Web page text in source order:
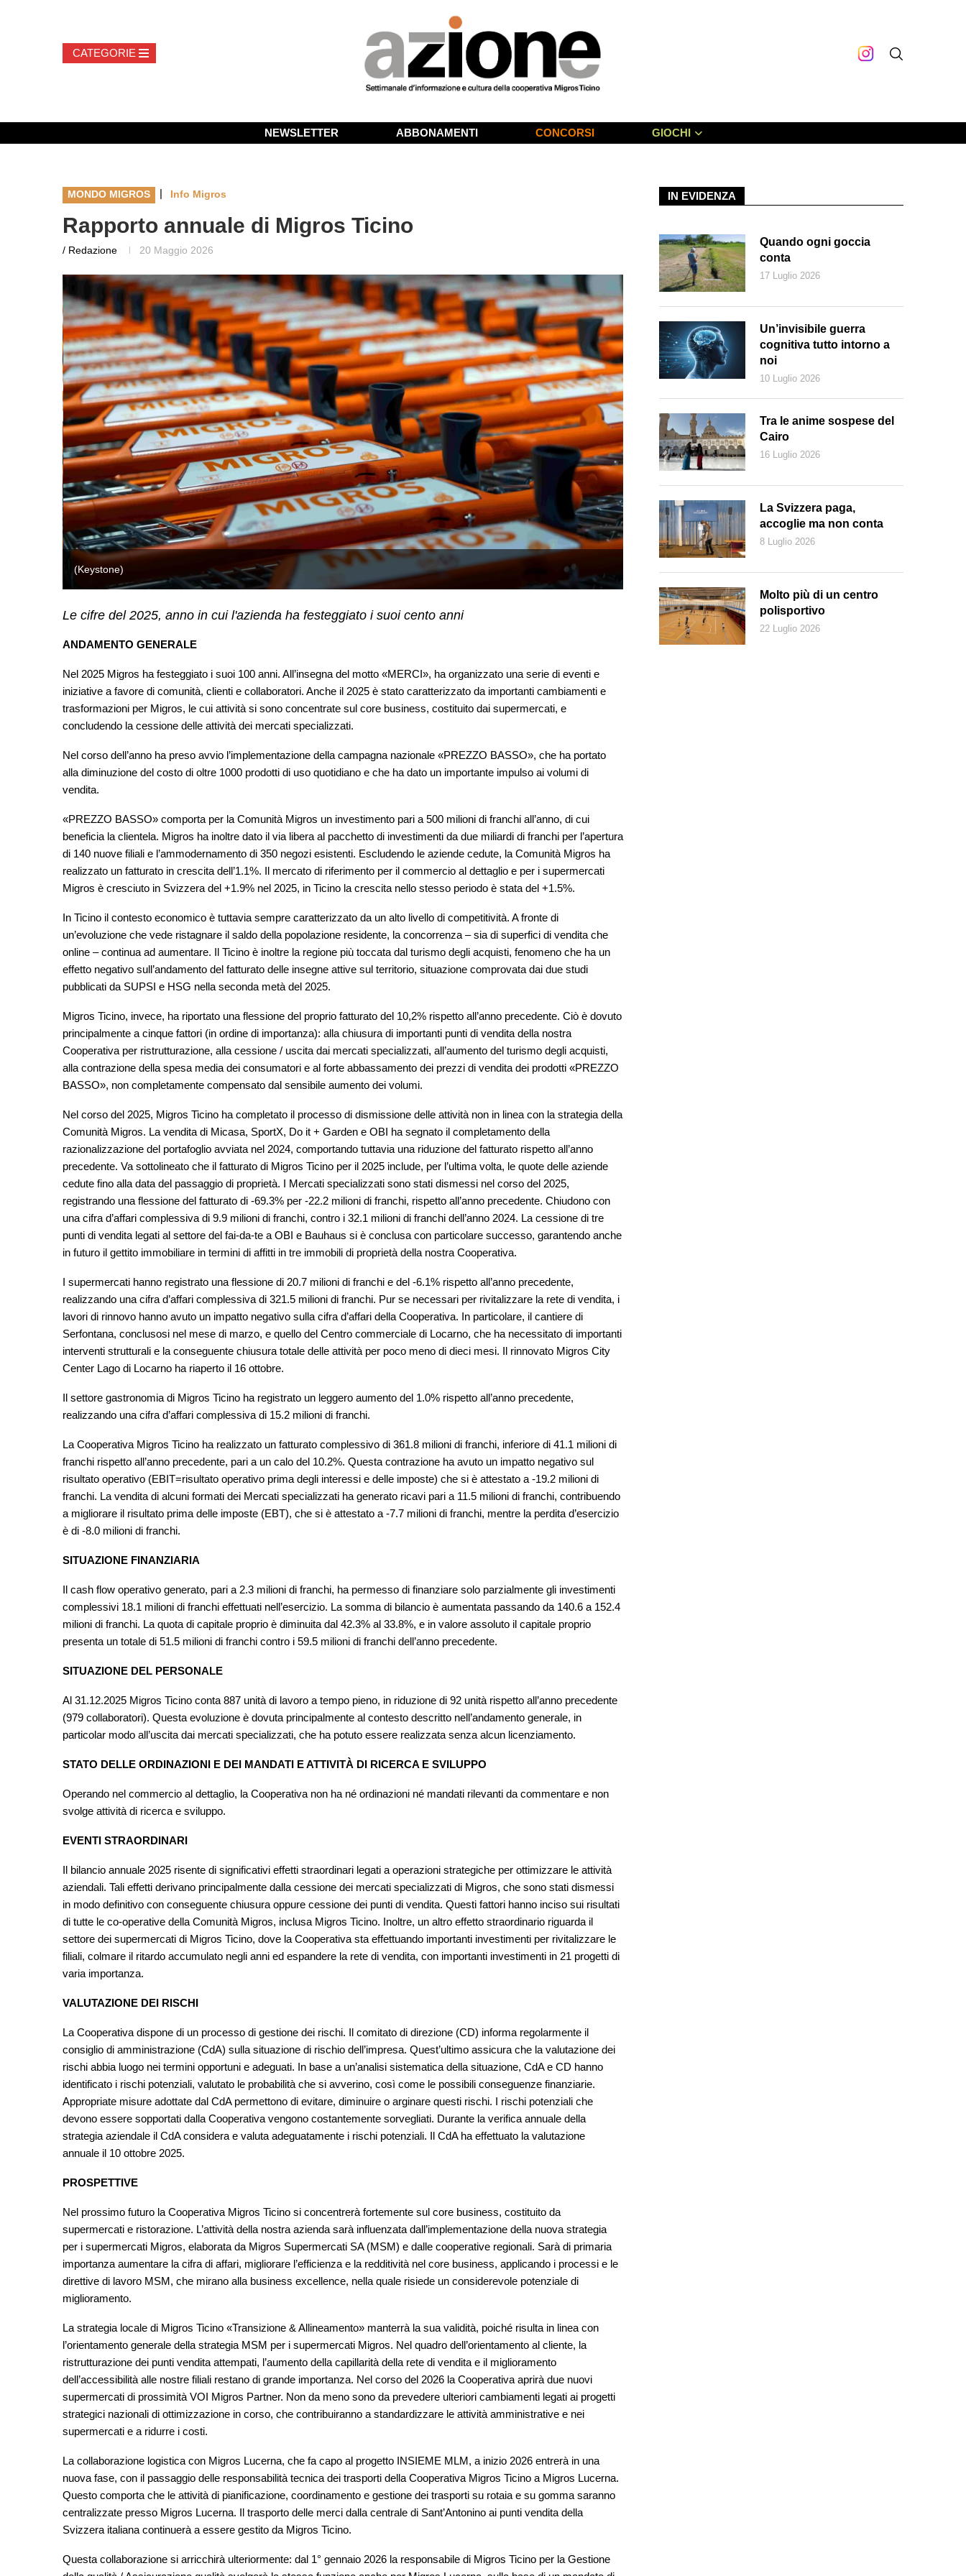
NEWSLETTER ABBONAMENTI CONCORSI GIOCHI
MONDO MIGROS | Info Migros
Rapporto annuale di Migros Ticino
/ Redazione 20 Maggio 2026
(Keystone) (Keystone)
Le cifre del 2025, anno in cui l'azienda ha festeggiato i suoi cento anni
ANDAMENTO GENERALE
Nel 2025 Migros ha festeggiato i suoi 100 anni. All’insegna del motto «MERCI», ha organizzato una serie di eventi e
iniziative a favore di comunità, clienti e collaboratori. Anche il 2025 è stato caratterizzato da importanti cambiamenti e
trasformazioni per Migros, le cui attività si sono concentrate sul core business, costituito dai supermercati, e
concludendo la cessione delle attività dei mercati specializzati.
Nel corso dell’anno ha preso avvio l’implementazione della campagna nazionale «PREZZO BASSO», che ha portato
alla diminuzione del costo di oltre 1000 prodotti di uso quotidiano e che ha dato un importante impulso ai volumi di
vendita.
«PREZZO BASSO» comporta per la Comunità Migros un investimento pari a 500 milioni di franchi all’anno, di cui
beneficia la clientela. Migros ha inoltre dato il via libera al pacchetto di investimenti da due miliardi di franchi per l’apertura
di 140 nuove filiali e l’ammodernamento di 350 negozi esistenti. Escludendo le aziende cedute, la Comunità Migros ha
realizzato un fatturato in crescita dell’1.1%. Il mercato di riferimento per il commercio al dettaglio e per i supermercati
Migros è cresciuto in Svizzera del +1.9% nel 2025, in Ticino la crescita nello stesso periodo è stata del +1.5%.
In Ticino il contesto economico è tuttavia sempre caratterizzato da un alto livello di competitività. A fronte di
un’evoluzione che vede ristagnare il saldo della popolazione residente, la concorrenza – sia di superfici di vendita che
online – continua ad aumentare. Il Ticino è inoltre la regione più toccata dal turismo degli acquisti, fenomeno che ha un
effetto negativo sull’andamento del fatturato delle insegne attive sul territorio, situazione comprovata dai due studi
pubblicati da SUPSI e HSG nella seconda metà del 2025.
Migros Ticino, invece, ha riportato una flessione del proprio fatturato del 10,2% rispetto all’anno precedente. Ciò è dovuto
principalmente a cinque fattori (in ordine di importanza): alla chiusura di importanti punti di vendita della nostra
Cooperativa per ristrutturazione, alla cessione / uscita dai mercati specializzati, all’aumento del turismo degli acquisti,
alla contrazione della spesa media dei consumatori e al forte abbassamento dei prezzi di vendita dei prodotti «PREZZO
BASSO», non completamente compensato dal sensibile aumento dei volumi.
Nel corso del 2025, Migros Ticino ha completato il processo di dismissione delle attività non in linea con la strategia della
Comunità Migros. La vendita di Micasa, SportX, Do it + Garden e OBI ha segnato il completamento della
razionalizzazione del portafoglio avviata nel 2024, comportando tuttavia una riduzione del fatturato rispetto all’anno
precedente. Va sottolineato che il fatturato di Migros Ticino per il 2025 include, per l’ultima volta, le quote delle aziende
cedute fino alla data del passaggio di proprietà. I Mercati specializzati sono stati dismessi nel corso del 2025,
registrando una flessione del fatturato di -69.3% per -22.2 milioni di franchi, rispetto all’anno precedente. Chiudono con
una cifra d’affari complessiva di 9.9 milioni di franchi, contro i 32.1 milioni di franchi dell’anno 2024. La cessione di tre
punti di vendita legati al settore del fai-da-te a OBI e Bauhaus si è conclusa con particolare successo, garantendo anche
in futuro il gettito immobiliare in termini di affitti in tre immobili di proprietà della nostra Cooperativa.
I supermercati hanno registrato una flessione di 20.7 milioni di franchi e del -6.1% rispetto all’anno precedente,
realizzando una cifra d’affari complessiva di 321.5 milioni di franchi. Pur se necessari per rivitalizzare la rete di vendita, i
lavori di rinnovo hanno avuto un impatto negativo sulla cifra d’affari della Cooperativa. In particolare, il cantiere di
Serfontana, conclusosi nel mese di marzo, e quello del Centro commerciale di Locarno, che ha necessitato di importanti
interventi strutturali e la conseguente chiusura totale delle attività per poco meno di dieci mesi. Il rinnovato Migros City
Center Lago di Locarno ha riaperto il 16 ottobre.
Il settore gastronomia di Migros Ticino ha registrato un leggero aumento del 1.0% rispetto all’anno precedente,
realizzando una cifra d’affari complessiva di 15.2 milioni di franchi.
La Cooperativa Migros Ticino ha realizzato un fatturato complessivo di 361.8 milioni di franchi, inferiore di 41.1 milioni di
franchi rispetto all’anno precedente, pari a un calo del 10.2%. Questa contrazione ha avuto un impatto negativo sul
risultato operativo (EBIT=risultato operativo prima degli interessi e delle imposte) che si è attestato a -19.2 milioni di
franchi. La vendita di alcuni formati dei Mercati specializzati ha generato ricavi pari a 11.5 milioni di franchi, contribuendo
a migliorare il risultato prima delle imposte (EBT), che si è attestato a -7.7 milioni di franchi, mentre la perdita d’esercizio
è di -8.0 milioni di franchi.
SITUAZIONE FINANZIARIA
Il cash flow operativo generato, pari a 2.3 milioni di franchi, ha permesso di finanziare solo parzialmente gli investimenti
complessivi 18.1 milioni di franchi effettuati nell’esercizio. La somma di bilancio è aumentata passando da 140.6 a 152.4
milioni di franchi. La quota di capitale proprio è diminuita dal 42.3% al 33.8%, e in valore assoluto il capitale proprio
presenta un totale di 51.5 milioni di franchi contro i 59.5 milioni di franchi dell’anno precedente.
SITUAZIONE DEL PERSONALE
Al 31.12.2025 Migros Ticino conta 887 unità di lavoro a tempo pieno, in riduzione di 92 unità rispetto all’anno precedente
(979 collaboratori). Questa evoluzione è dovuta principalmente al contesto descritto nell’andamento generale, in
particolar modo all’uscita dai mercati specializzati, che ha potuto essere realizzata senza alcun licenziamento.
STATO DELLE ORDINAZIONI E DEI MANDATI E ATTIVITÀ DI RICERCA E SVILUPPO
Operando nel commercio al dettaglio, la Cooperativa non ha né ordinazioni né mandati rilevanti da commentare e non
svolge attività di ricerca e sviluppo.
EVENTI STRAORDINARI
Il bilancio annuale 2025 risente di significativi effetti straordinari legati a operazioni strategiche per ottimizzare le attività
aziendali. Tali effetti derivano principalmente dalla cessione dei mercati specializzati di Migros, che sono stati dismessi
in modo definitivo con conseguente chiusura oppure cessione dei punti di vendita. Questi fattori hanno inciso sui risultati
di tutte le co-operative della Comunità Migros, inclusa Migros Ticino. Inoltre, un altro effetto straordinario riguarda il
settore dei supermercati di Migros Ticino, dove la Cooperativa sta effettuando importanti investimenti per rivitalizzare le
filiali, colmare il ritardo accumulato negli anni ed espandere la rete di vendita, con importanti investimenti in 21 progetti di
varia importanza.
VALUTAZIONE DEI RISCHI
La Cooperativa dispone di un processo di gestione dei rischi. Il comitato di direzione (CD) informa regolarmente il
consiglio di amministrazione (CdA) sulla situazione di rischio dell’impresa. Quest’ultimo assicura che la valutazione dei
rischi abbia luogo nei termini opportuni e adeguati. In base a un’analisi sistematica della situazione, CdA e CD hanno
identificato i rischi potenziali, valutato le probabilità che si avverino, così come le possibili conseguenze finanziarie.
Appropriate misure adottate dal CdA permettono di evitare, diminuire o arginare questi rischi. I rischi potenziali che
devono essere sopportati dalla Cooperativa vengono costantemente sorvegliati. Durante la verifica annuale della
strategia aziendale il CdA considera e valuta adeguatamente i rischi potenziali. Il CdA ha effettuato la valutazione
annuale il 10 ottobre 2025.
PROSPETTIVE
Nel prossimo futuro la Cooperativa Migros Ticino si concentrerà fortemente sul core business, costituito da
supermercati e ristorazione. L’attività della nostra azienda sarà influenzata dall’implementazione della nuova strategia
per i supermercati Migros, elaborata da Migros Supermercati SA (MSM) e dalle cooperative regionali. Sarà di primaria
importanza aumentare la cifra di affari, migliorare l’efficienza e la redditività nel core business, applicando i processi e le
direttive di lavoro MSM, che mirano alla business excellence, nella quale risiede un considerevole potenziale di
miglioramento.
La strategia locale di Migros Ticino «Transizione & Allineamento» manterrà la sua validità, poiché risulta in linea con
l’orientamento generale della strategia MSM per i supermercati Migros. Nel quadro dell’orientamento al cliente, la
ristrutturazione dei punti vendita attempati, l’aumento della capillarità della rete di vendita e il miglioramento
dell’accessibilità alle nostre filiali restano di grande importanza. Nel corso del 2026 la Cooperativa aprirà due nuovi
supermercati di prossimità VOI Migros Partner. Non da meno sono da prevedere ulteriori cambiamenti legati ai progetti
strategici nazionali di ottimizzazione in corso, che contribuiranno a standardizzare le attività amministrative e nei
supermercati e a ridurre i costi.
La collaborazione logistica con Migros Lucerna, che fa capo al progetto INSIEME MLM, a inizio 2026 entrerà in una
nuova fase, con il passaggio delle responsabilità tecnica dei trasporti della Cooperativa Migros Ticino a Migros Lucerna.
Questo comporta che le attività di pianificazione, coordinamento e gestione dei trasporti su rotaia e su gomma saranno
centralizzate presso Migros Lucerna. Il trasporto delle merci dalla centrale di Sant’Antonino ai punti vendita della
Svizzera italiana continuerà a essere gestito da Migros Ticino.
Questa collaborazione si arricchirà ulteriormente: dal 1° gennaio 2026 la responsabile di Migros Ticino per la Gestione
IN EVIDENZA
Quando ogni goccia
conta
17 Luglio 2026
Un’invisibile guerra
cognitiva tutto intorno a
noi
10 Luglio 2026
Tra le anime sospese del
Cairo
16 Luglio 2026
La Svizzera paga,
accoglie ma non conta
8 Luglio 2026
Molto più di un centro
polisportivo
22 Luglio 2026